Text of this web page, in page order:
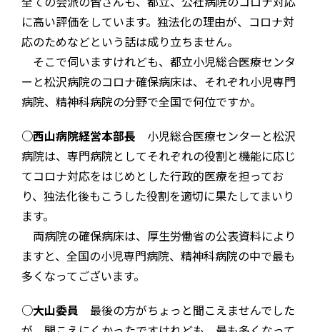
に高い評価をしています。独法化の理由が、コロナ対
応のためなどという話は成り立ちません。
そこで伺いますけれども、都立小児総合医療センタ
ーと松沢病院のコロナ確保病床は、それぞれ小児専門
病院、精神科病院の分野で全国で何位ですか。
○西山病院経営本部長 小児総合医療センターと松沢
病院は、専門病院としてそれぞれの役割と機能に応じ
てコロナ対応をはじめとした行政的医療を担ってお
り、独法化後もこうした役割を適切に果たしてまいり
ます。
両病院の確保病床は、厚生労働省の公表資料により
ますと、全国の小児専門病院、精神科病院の中で最も
多くなってございます。
○大山委員 最後の方がちょっと聞こえませんでした